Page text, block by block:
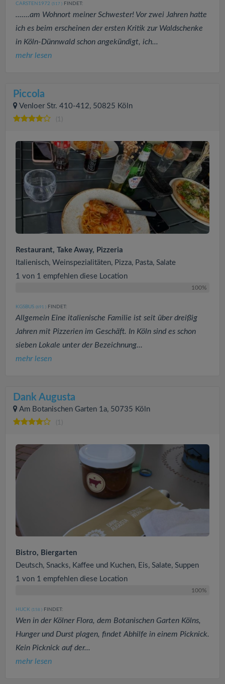
CARSTEN1972 (517 ) FINDET:
.......am Wohnort meiner Schwester! Vor zwei Jahren hatte
ich es beim erscheinen der ersten Kritik zur Waldschenke
in Köln-Dünnwald schon angekündigt, ich...
mehr lesen
Piccola
Venloer Str. 410-412, 50825 Köln
(1)
Restaurant, Take Away, Pizzeria
Italienisch, Weinspezialitäten, Pizza, Pasta, Salate
1 von 1 empfehlen diese Location
100%
KGSBUS (691 ) FINDET:
Allgemein Eine italienische Familie ist seit über dreißig
Jahren mit Pizzerien im Geschäft. In Köln sind es schon
sieben Lokale unter der Bezeichnung...
mehr lesen
Dank Augusta
Am Botanischen Garten 1a, 50735 Köln
(1)
Bistro, Biergarten
Deutsch, Snacks, Kaffee und Kuchen, Eis, Salate, Suppen
1 von 1 empfehlen diese Location
100%
HUCK (158 ) FINDET:
Wen in der Kölner Flora, dem Botanischen Garten Kölns,
Hunger und Durst plagen, findet Abhilfe in einem Picknick.
Kein Picknick auf der...
mehr lesen